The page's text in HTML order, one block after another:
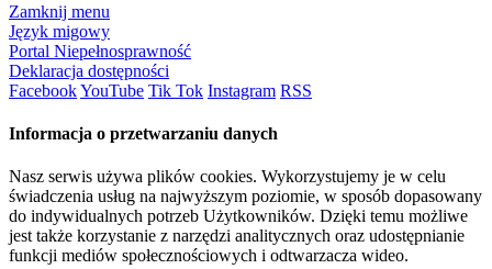
Zamknij menu
Język migowy
Portal Niepełnosprawność
Deklaracja dostępności
FacebookYouTube Tik Tok Instagram RSS
Informacja o przetwarzaniu danych
Nasz serwis używa plików cookies. Wykorzystujemy je w celu
świadczenia usług na najwyższym poziomie, w sposób dopasowany
do indywidualnych potrzeb Użytkowników. Dzięki temu możliwe
jest także korzystanie z narzędzi analitycznych oraz udostępnianie
funkcji mediów społecznościowych i odtwarzacza wideo.